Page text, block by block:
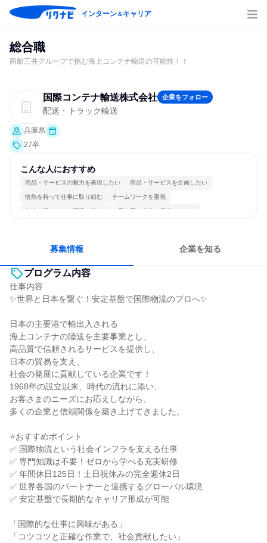
インターン＆キャリア
総合職
商船三井グループで挑む海上コンテナ輸送の可能性！！
国際コンテナ輸送株式会社 企業をフォロー
配送・トラック輸送
兵庫県
27卒
こんな人におすすめ
商品・サービスの魅力を表現したい 商品・サービスを企画したい
情熱を持って仕事に取り組む チームワークを重視
女性が働きやすい環境で働ける 長く同じ会社に居続けられる
募集情報 企業を知る
プログラム内容
仕事内容
✨世界と日本を繋ぐ！安定基盤で国際物流のプロへ✨
日本の主要港で輸出入される
海上コンテナの陸送を主要事業とし、
高品質で信頼されるサービスを提供し、
日本の貿易を支え、
社会の発展に貢献している企業です！
1968年の設立以来、時代の流れに添い、
お客さまのニーズにお応えしながら、
多くの企業と信頼関係を築き上げてきました。
⭐おすすめポイント
✅ 国際物流という社会インフラを支える仕事
✅ 専門知識は不要！ゼロから学べる充実研修
✅ 年間休日125日！土日祝休みの完全週休2日
✅ 世界各国のパートナーと連携するグローバル環境
✅ 安定基盤で長期的なキャリア形成が可能
「国際的な仕事に興味がある」
「コツコツと正確な作業で、社会貢献したい」